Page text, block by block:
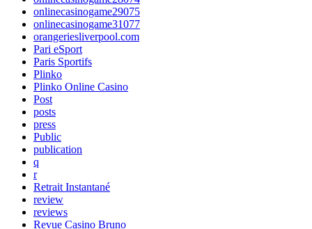
onlinecasinogame29075
onlinecasinogame31077
orangeriesliverpool.com
Pari eSport
Paris Sportifs
Plinko
Plinko Online Casino
Post
posts
press
Public
publication
q
r
Retrait Instantané
review
reviews
Revue Casino Bruno